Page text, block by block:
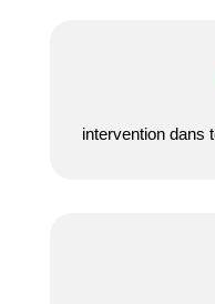
intervention dans